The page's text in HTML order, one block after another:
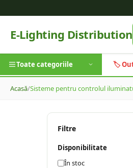
E-Lighting Distribution
Toate categoriile 🏷️
Acasă/Sisteme pentru controlul
Filtre
Disponibilitate
În stoc